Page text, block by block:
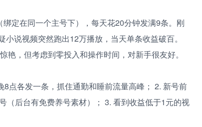
定在同一个主号下），每天花20分钟发满9条。刚
说视频突然跑出12万播放，当天单条收益破百。
，但考虑到零投入和操作时间，对新手很友好。
点各发一条，抓住通勤和睡前流量高峰； 2. 新号前
（后台有免费养号素材）； 3. 看到收益低于1元的视